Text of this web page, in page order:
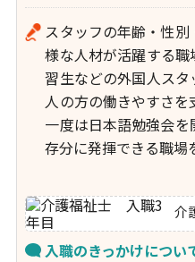
スタッフの年齢・性
様な人材が活躍する
習生などの外国人ス
人の方の働きやすさ
一度は日本語勉強会
存分に発揮できる職場
介
入職のきっかけについ